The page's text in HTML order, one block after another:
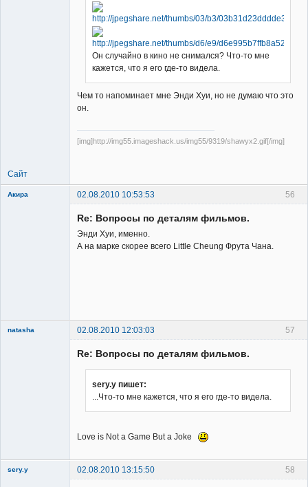
Он случайно в кино не снимался? Что-то мне
кажется, что я его где-то видела.
Чем то напоминает мне Энди Хуи, но не думаю что это
он.
[img]http://img55.imageshack.us/img55/9319/shawyx2.gif[/img]
Сайт
56
Акира 02.08.2010 10:53:53
Re: Вопросы по деталям фильмов.
Энди Хуи, именно.
А на марке скорее всего Little Cheung Фрута Чана.
57
natasha 02.08.2010 12:03:03
Re: Вопросы по деталям фильмов.
sery.y пишет:
...Что-то мне кажется, что я его где-то видела.
Love is Not a Game But a Joke
58
sery.y 02.08.2010 13:15:50